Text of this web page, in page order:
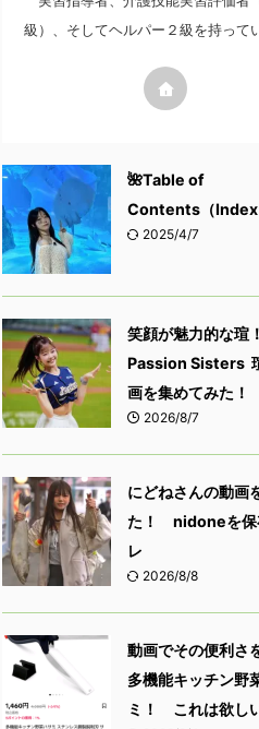
級）、そしてヘルパー２級を持って
🌺Table of
Contents（Index
2025/4/7
笑顔が魅力的な瑄
Passion Sisters
画を集めてみた！
2026/8/7
にどねさんの動画
た！ nidoneを保
レ
2026/8/8
動画でその便利さ
多機能キッチン野
ミ！ これは欲し